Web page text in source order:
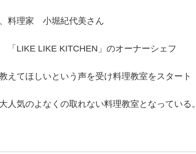
料理家 小堀紀代美さん
LIKE LIKE KITCHEN」のオーナーシェフ
えてほしいという声を受け料理教室をスタート
人気のよなくの取れない料理教室となっている。